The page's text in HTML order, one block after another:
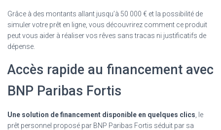
Grâce à des montants allant jusqu’à 50 000 € et la possibilité de
simuler votre prêt en ligne, vous découvrirez comment ce produit
peut vous aider à réaliser vos rêves sans tracas ni justificatifs de
dépense.
Accès rapide au financement avec
BNP Paribas Fortis
Une solution de financement disponible en quelques clics , le
prêt personnel proposé par BNP Paribas Fortis séduit par sa